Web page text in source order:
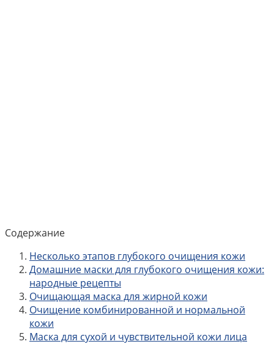
Содержание
Несколько этапов глубокого очищения кожи
Домашние маски для глубокого очищения кожи:
народные рецепты
Очищающая маска для жирной кожи
Очищение комбинированной и нормальной
кожи
Маска для сухой и чувствительной кожи лица